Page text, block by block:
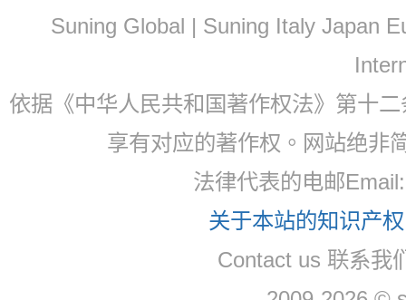
Suning Global | Suning Italy Japan
依据《中华人民共和国著作权法》第十
享有对应的著作权。网站绝非
法律代表的电邮
关于本站的知识产
Contact us 联系我